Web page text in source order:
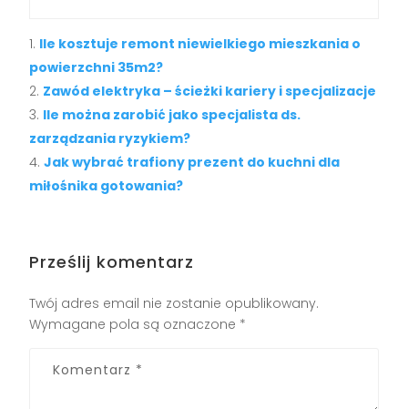
Ile kosztuje remont niewielkiego mieszkania o
powierzchni 35m2?
Zawód elektryka – ścieżki kariery i specjalizacje
Ile można zarobić jako specjalista ds.
zarządzania ryzykiem?
Jak wybrać trafiony prezent do kuchni dla
miłośnika gotowania?
Prześlij komentarz
Twój adres email nie zostanie opublikowany.
Wymagane pola są oznaczone *